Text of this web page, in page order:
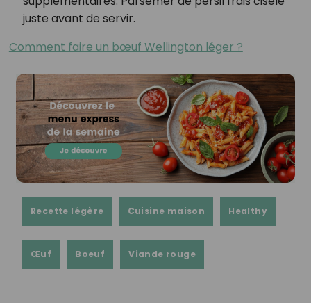
juste avant de servir.⁣
Comment faire un bœuf Wellington léger ?
Recette légère Cuisine maison Healthy
Œuf Boeuf Viande rouge